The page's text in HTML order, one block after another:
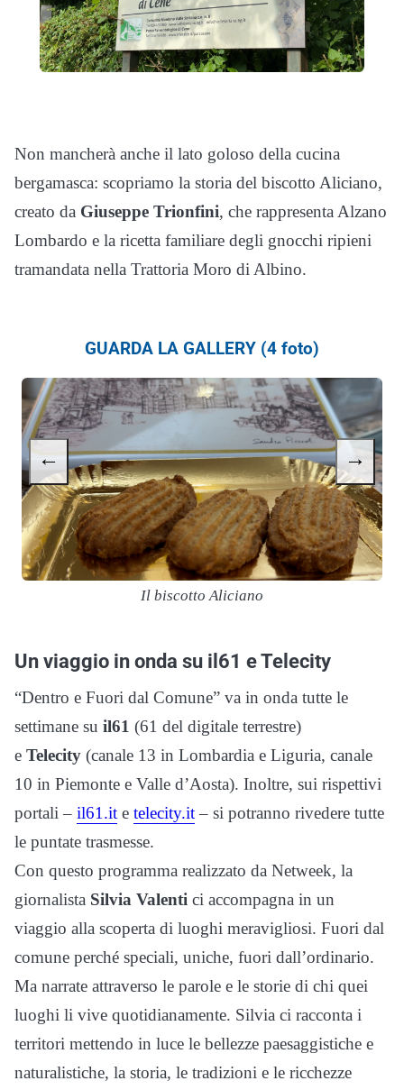
Non mancherà anche il lato goloso della cucina
bergamasca: scopriamo la storia del biscotto Aliciano,
creato da Giuseppe Trionfini, che rappresenta Alzano
Lombardo e la ricetta familiare degli gnocchi ripieni
tramandata nella Trattoria Moro di Albino.
GUARDA LA GALLERY (4 foto)
Il biscotto Aliciano
← →
Un viaggio in onda su il61 e Telecity
“Dentro e Fuori dal Comune” va in onda tutte le
settimane su il61 (61 del digitale terrestre)
e Telecity (canale 13 in Lombardia e Liguria, canale
10 in Piemonte e Valle d’Aosta). Inoltre, sui rispettivi
portali – il61.it e telecity.it– si potranno rivedere tutte
le puntate trasmesse.
Con questo programma realizzato da Netweek, la
giornalista Silvia Valenti ci accompagna in un
viaggio alla scoperta di luoghi meravigliosi. Fuori dal
comune perché speciali, uniche, fuori dall’ordinario.
Ma narrate attraverso le parole e le storie di chi quei
luoghi li vive quotidianamente. Silvia ci racconta i
territori mettendo in luce le bellezze paesaggistiche e
naturalistiche, la storia, le tradizioni e le ricchezze